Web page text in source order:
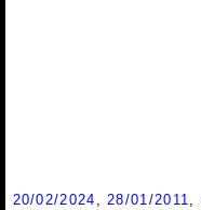
20/02/2024 28/01/2011